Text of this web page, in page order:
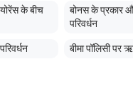
के बीच
बोनस के प्रकार
परिवर्धन
बीमा पॉलिसी पर